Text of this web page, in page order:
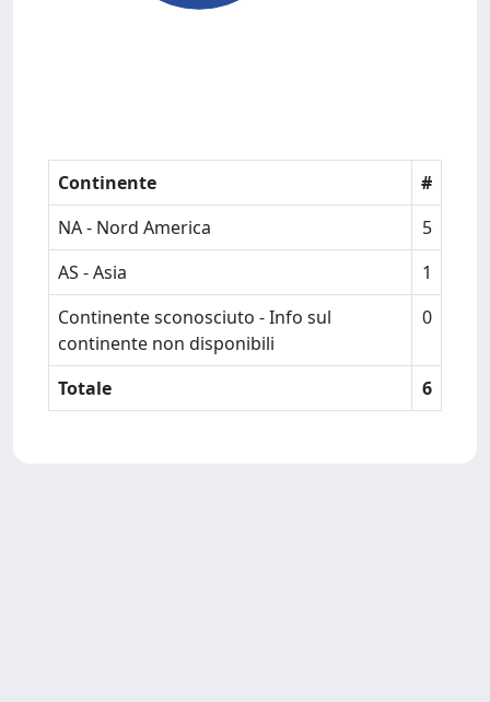
Continente
#
NA - Nord America
5
AS - Asia
1
Continente sconosciuto - Info sul
continente non disponibili
0
Totale 6